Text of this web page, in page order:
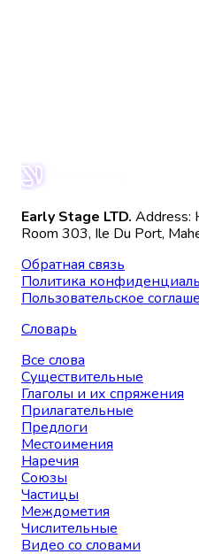
Early Stage LTD. Address:
Room 303, Ile Du Port,
Обратная связь
Политика
Пользовательское
Словарь
Все слова
Существительные
Глаголы и их спряжения
Прилагательные
Предлоги
Местоимения
Наречия
Союзы
Частицы
Междометия
Числительные
Видео со словами